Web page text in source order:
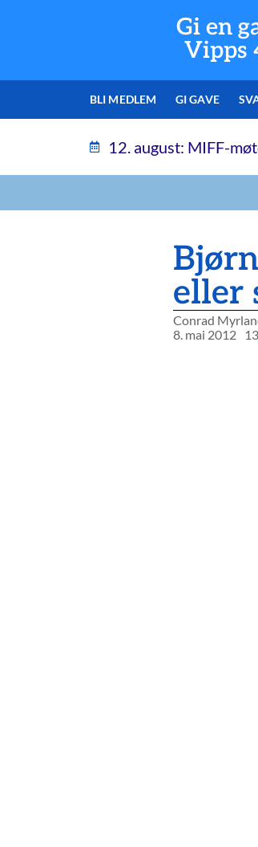
Gi en
Vipps
BLI MEDLEM GI GAVE
12. august: MIFF-
eller
Conrad
8. mai 2012